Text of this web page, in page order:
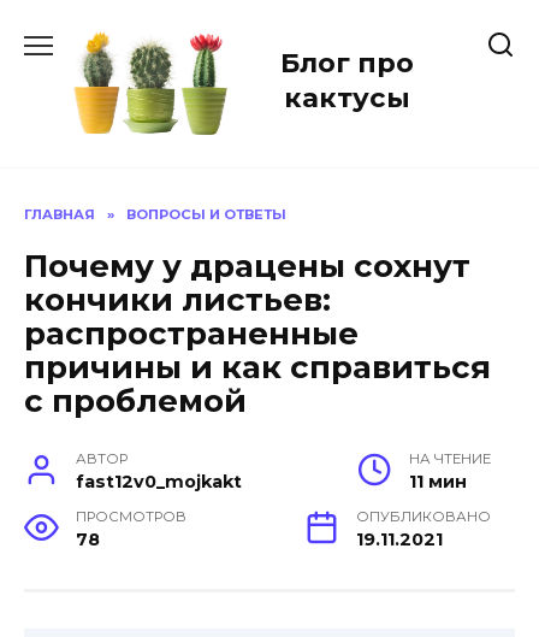
содержанию
Блог про
кактусы
ГЛАВНАЯ » ВОПРОСЫ И ОТВЕТЫ
Почему у драцены сохнут
кончики листьев:
распространенные
причины и как справиться
с проблемой
АВТОР
fast12v0_mojkakt
НА ЧТЕНИЕ
11 мин
ПРОСМОТРОВ
78
ОПУБЛИКОВАНО
19.11.2021